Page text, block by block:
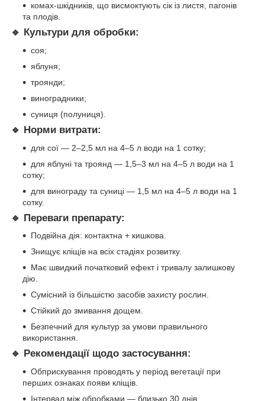
комах-шкідників, що висмоктують сік із листя, пагонів
та плодів.
🔹 Культури для обробки:
соя;
яблуня;
троянди;
виноградники;
суниця (полуниця).
🔹 Норми витрати:
для сої — 2–2,5 мл на 4–5 л води на 1 сотку;
для яблуні та троянд — 1,5–3 мл на 4–5 л води на 1
сотку;
для винограду та суниці — 1,5 мл на 4–5 л води на 1
сотку.
🔹 Переваги препарату:
Подвійна дія: контактна + кишкова.
Знищує кліщів на всіх стадіях розвитку.
Має швидкий початковий ефект і тривалу залишкову
дію.
Сумісний із більшістю засобів захисту рослин.
Стійкий до змивання дощем.
Безпечний для культур за умови правильного
використання.
🔹 Рекомендації щодо застосування:
Обприскування проводять у період вегетації при
перших ознаках появи кліщів.
Інтервал між обробками — близько 30 днів.